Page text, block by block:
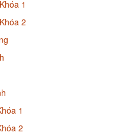
1
2
1
2